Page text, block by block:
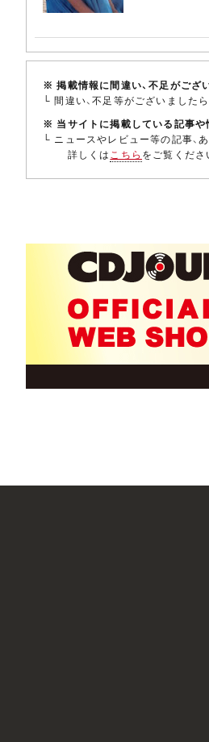
※ 掲載情報に間違い、不足がござ
└ 間違い、不足等がございましたら
※ 当サイトに掲載している記事や
└ ニュースやレビュー等の記事、
詳しくは こちら をご覧くださ